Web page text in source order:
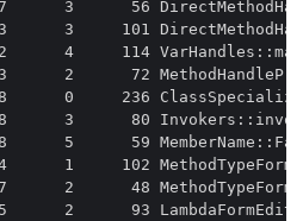
3      56
3     101
4     114
2      72
0     236
3      80
5      59
1     102
2      48
2      93